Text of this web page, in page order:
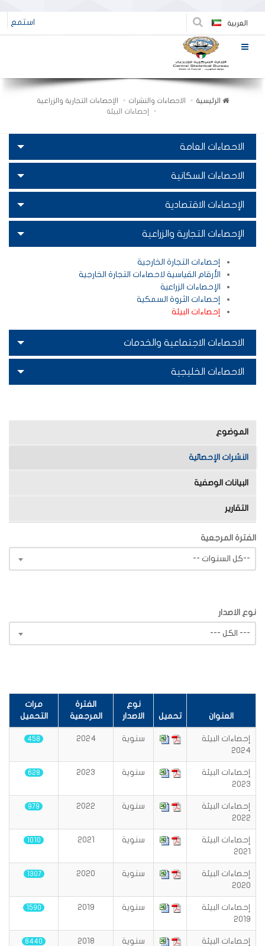
العربية استمع
الرئيسية الاحصاءات والنشرات
الإحصاءات التجارية والزراعية
إحصاءات البيئة
الاحصاءات العامة
الاحصاءات السكانية
الإحصاءات الاقتصادية
الإحصاءات التجارية والزراعية
إحصاءات التجارة الخارجية
الأرقام القياسية لاحصاءات التجارة الخارجية
الإحصاءات الزراعية
إحصاءات الثروة السمكية
إحصاءات البيئة
الاحصاءات الاجتماعية والخدمات
الاحصاءات الخليجية
الموضوع
النشرات الإحصائية
البيانات الوصفية
التقارير
الفترة المرجعية
-- كل السنوات--
نوع الاصدار
--- الكل ---
العنوان تحميل
نوع
الاصدار
الفترة
المرجعية
مرات
التحميل
إحصاءات البيئة
2024
سنوية 2024
458
إحصاءات البيئة
2023
سنوية 2023
628
إحصاءات البيئة
2022
سنوية 2022
979
إحصاءات البيئة
2021
سنوية 2021
1010
إحصاءات البيئة
2020
سنوية 2020
1307
إحصاءات البيئة
2019
سنوية 2019
1590
إحصاءات البيئة
سنوية 2018
8440